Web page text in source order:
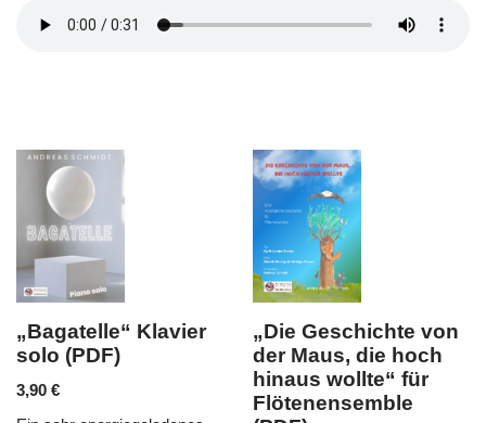
„Die Geschichte von
der Maus, die hoch
hinaus wollte“ für
Flötenensemble
„Abschied vom
Walde“ für 2 Flöten
und Klavier (PDF)
6,90€